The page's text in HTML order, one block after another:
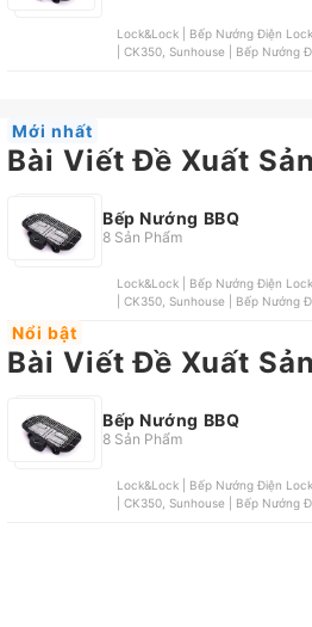
Lock&Lock | Bếp Nướng Điện Lock&Lock | EJG231, Lock&Lock | Điện Lock&Lock | EJG221, Landmann | Bếp Nướng Landmann
Mới nhất
Bài Viết Đề Xuất
Bếp Nướng BBQ
8 Sản Phẩm
Lock&Lock | Bếp Nướng Điện Lock&Lock | EJG231, Lock&Lock | Điện Lock&Lock | EJG221, Landmann | Bếp Nướng Landmann
Nổi bật
Bài Viết Đề Xuất
Bếp Nướng BBQ
8 Sản Phẩm
Lock&Lock | Bếp Nướng Điện Lock&Lock | EJG231, Lock&Lock | Điện Lock&Lock | EJG221, Landmann | Bếp Nướng Landmann